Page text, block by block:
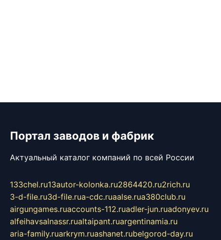
Портал заводов и фабрик
Актуальный каталог компаний по всей России
133chel.ru13autor-kolonka.ru2864420.ru2rich.ru
3-d-file.ru3d-file.rua-cdc.ruaalse.rua380club.ru
airgungames.ruaccounts-112.ruadler-jun.ruadonyev.ru
alfeihavsalnassr.rualtaipant.ruargentinamia.ru
aria-family.ruarkrym.ruashanet.rubelgorod-day.ru